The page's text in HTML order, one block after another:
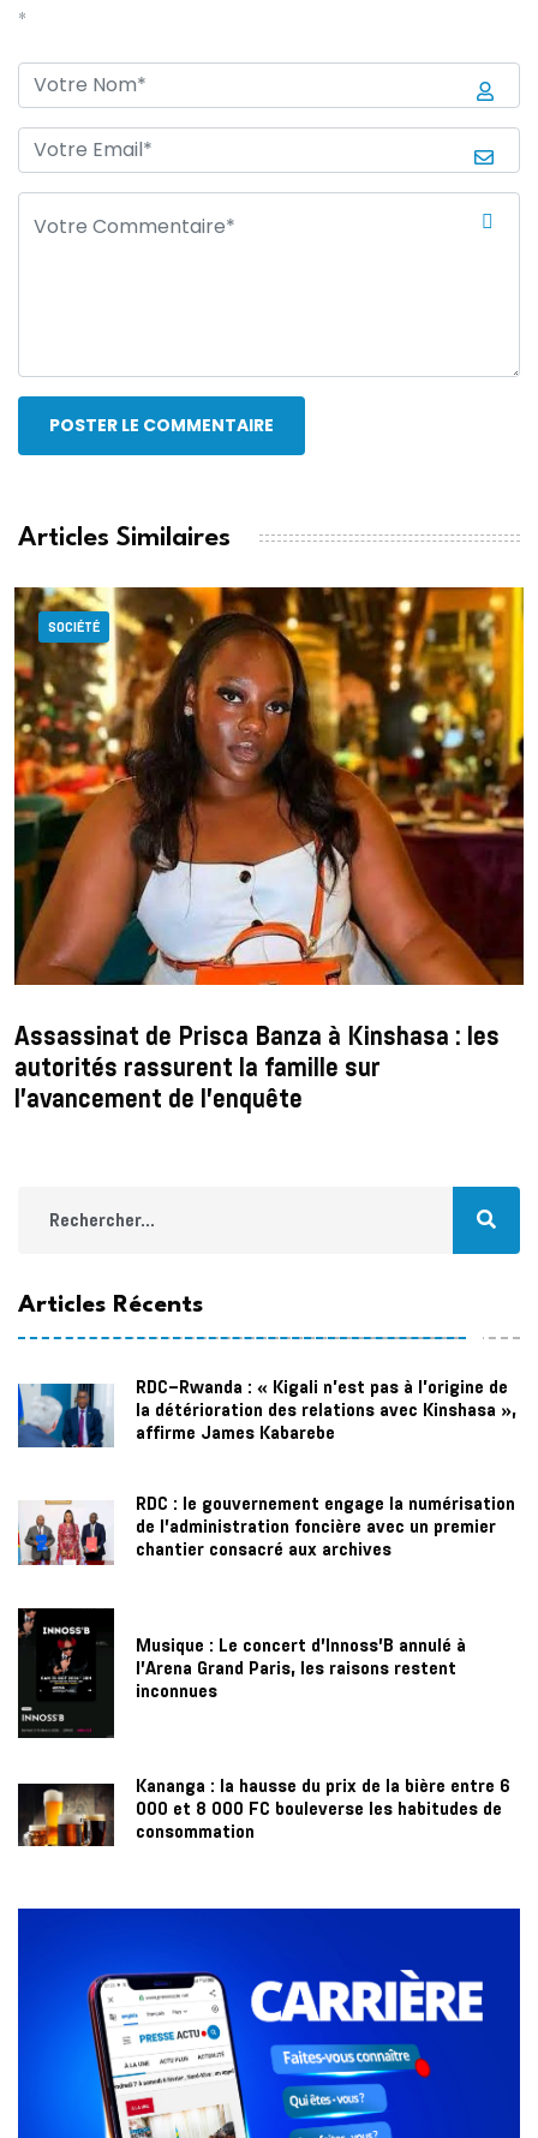
*
POSTER LE COMMENTAIRE
Articles Similaires
SOCIÉTÉ
Assassinat de Prisca Banza à Kinshasa : les
autorités rassurent la famille sur
l’avancement de l’enquête
Articles Récents
RDC–Rwanda : « Kigali n'est pas à l'origine de
la détérioration des relations avec Kinshasa »,
affirme James Kabarebe
RDC : le gouvernement engage la numérisation
de l’administration foncière avec un premier
chantier consacré aux archives
Musique : Le concert d’Innoss’B annulé à
l’Arena Grand Paris, les raisons restent
inconnues
Kananga : la hausse du prix de la bière entre 6
000 et 8 000 FC bouleverse les habitudes de
consommation